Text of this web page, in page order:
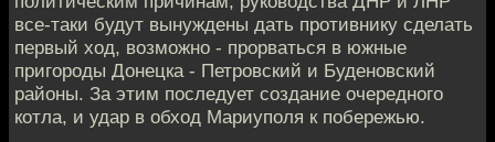
все-таки будут вынуждены дать противнику сделать
первый ход, возможно - прорваться в южные
пригороды Донецка - Петровский и Буденовский
районы. За этим последует создание очередного
котла, и удар в обход Мариуполя к побережью.